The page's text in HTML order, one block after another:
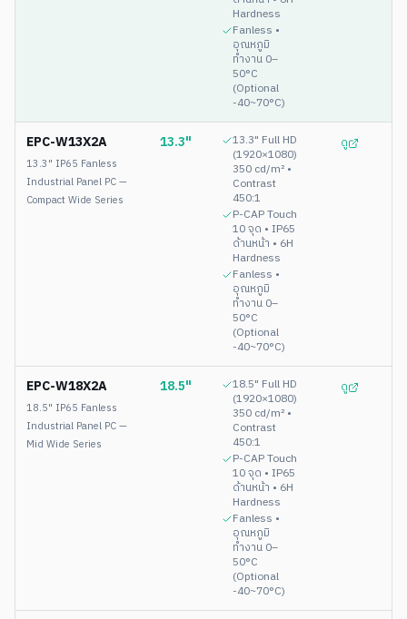
Hardness
Fanless •
อุณหภูมิ
ทำงาน 0–
50°C
(Optional
-40~70°C)
EPC-W13X2A
13.3" IP65 Fanless
Industrial Panel PC —
Compact Wide Series
13.3"
13.3" Full HD
(1920×1080)
350 cd/m² •
Contrast
450:1
P-CAP Touch
10 จุด • IP65
ด้านหน้า • 6H
Hardness
Fanless •
อุณหภูมิ
ทำงาน 0–
50°C
(Optional
-40~70°C)
ดู
EPC-W18X2A
18.5" IP65 Fanless
Industrial Panel PC —
Mid Wide Series
18.5"
18.5" Full HD
(1920×1080)
350 cd/m² •
Contrast
450:1
P-CAP Touch
10 จุด • IP65
ด้านหน้า • 6H
Hardness
Fanless •
อุณหภูมิ
ทำงาน 0–
50°C
(Optional
-40~70°C)
ดู